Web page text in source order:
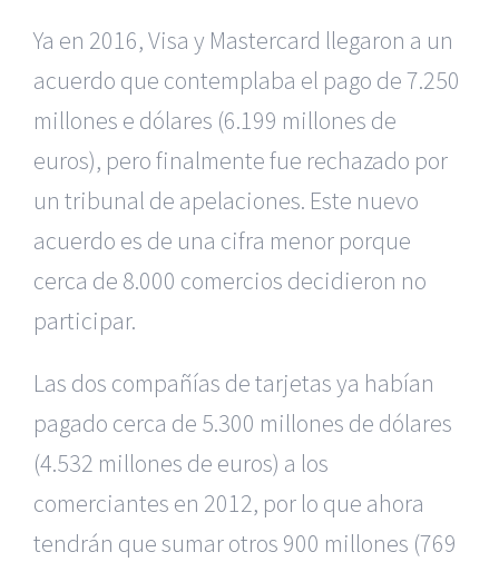
Ya en 2016, Visa y Mastercard llegaron a un
acuerdo que contemplaba el pago de 7.250
millones e dólares (6.199 millones de
euros), pero finalmentefue rechazado por
un tribunal de apelaciones. Este nuevo
acuerdo es de una cifra menor porque
cerca de 8.000 comercios decidieron no
participar.
Las dos compañías de tarjetas ya habían
pagado cerca de 5.300 millones de dólares
(4.532 millones de euros) a los
comerciantes en 2012, por lo que ahora
tendrán que sumar otros 900 millones (769